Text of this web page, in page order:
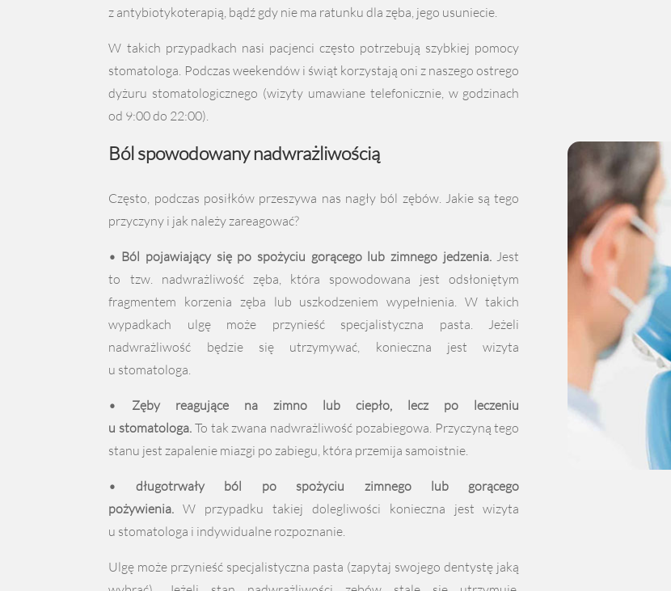
z antybiotykoterapią, bądź gdy nie ma ratunku dla zęba, jego usuniecie.
W takich przypadkach nasi pacjenci często potrzebują szybkiej pomocy
stomatologa. Podczas weekendów i świąt korzystają oni z naszego ostrego
dyżuru stomatologicznego (wizyty umawiane telefonicznie, w godzinach
od 9:00 do 22:00).
Ból spowodowany nadwrażliwością
Często, podczas posiłków przeszywa nas nagły ból zębów. Jakie są tego
przyczyny i jak należy zareagować?
• Ból pojawiający się po spożyciu gorącego lub zimnego jedzenia. Jest
to tzw. nadwrażliwość zęba, która spowodowana jest odsłoniętym
fragmentem korzenia zęba lub uszkodzeniem wypełnienia. W takich
wypadkach ulgę może przynieść specjalistyczna pasta. Jeżeli
nadwrażliwość będzie się utrzymywać, konieczna jest wizyta
u stomatologa.
• Zęby reagujące na zimno lub ciepło, lecz po leczeniu
u stomatologa. To tak zwana nadwrażliwość pozabiegowa. Przyczyną tego
stanu jest zapalenie miazgi po zabiegu, która przemija samoistnie.
• długotrwały ból po spożyciu zimnego lub gorącego
pożywienia. W przypadku takiej dolegliwości konieczna jest wizyta
u stomatologa i indywidualne rozpoznanie.
Ulgę może przynieść specjalistyczna pasta (zapytaj swojego dentystę jaką